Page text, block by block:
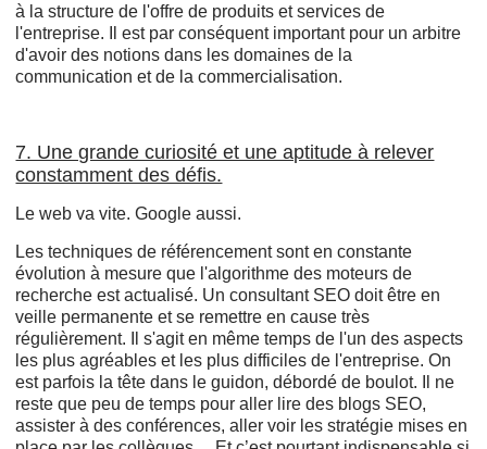
à la structure de l'offre de produits et services de
l'entreprise. Il est par conséquent important pour un arbitre
d'avoir des notions dans les domaines de la
communication et de la commercialisation.
7. Une grande curiosité et une aptitude à relever
constamment des défis.
Le web va vite. Google aussi.
Les techniques de référencement sont en constante
évolution à mesure que l'algorithme des moteurs de
recherche est actualisé. Un consultant SEO doit être en
veille permanente et se remettre en cause très
régulièrement. Il s'agit en même temps de l'un des aspects
les plus agréables et les plus difficiles de l'entreprise. On
est parfois la tête dans le guidon, débordé de boulot. Il ne
reste que peu de temps pour aller lire des blogs SEO,
assister à des conférences, aller voir les stratégie mises en